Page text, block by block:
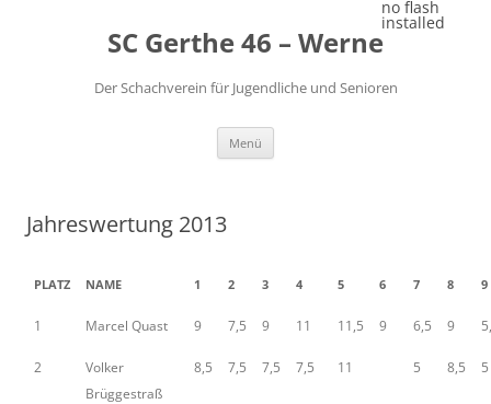
SC Gerthe 46 – Werne
Der Schachverein für Jugendliche und Senioren
Menü
Jahreswertung 2013
PLATZ NAME 1 2 3 4 5 6 7 8 9
1 Marcel Quast 9 7,5 9 11 11,5 9 6,5 9
2
Volker
Brüggestraß
8,5 7,5 7,5 7,5 11 5 8,5 5
no flash
installed